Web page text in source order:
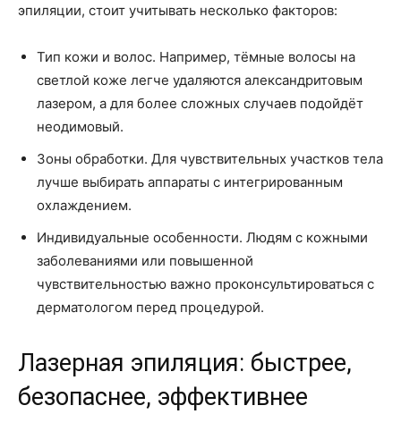
эпиляции, стоит учитывать несколько факторов:
Тип кожи и волос. Например, тёмные волосы на
светлой коже легче удаляются александритовым
лазером, а для более сложных случаев подойдёт
неодимовый.
Зоны обработки. Для чувствительных участков тела
лучше выбирать аппараты с интегрированным
охлаждением.
Индивидуальные особенности. Людям с кожными
заболеваниями или повышенной
чувствительностью важно проконсультироваться с
дерматологом перед процедурой.
Лазерная эпиляция: быстрее,
безопаснее, эффективнее